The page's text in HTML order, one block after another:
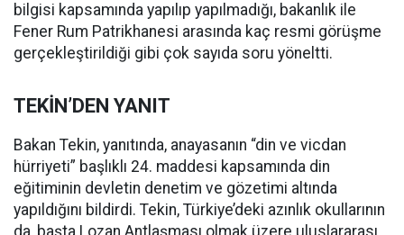
bilgisi kapsamında yapılıp yapılmadığı, bakanlık ile
Fener Rum Patrikhanesi arasında kaç resmi görüşme
gerçekleştirildiği gibi çok sayıda soru yöneltti.
TEKİN’DEN YANIT
Bakan Tekin, yanıtında, anayasanın “din ve vicdan
hürriyeti” başlıklı 24. maddesi kapsamında din
eğitiminin devletin denetim ve gözetimi altında
yapıldığını bildirdi. Tekin, Türkiye’deki azınlık okullarının